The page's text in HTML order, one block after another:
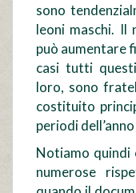
sono
leoni maschi. Il
può aumentare
casi tutti
loro, sono
costituito
periodi
Notiamo quindi
numerose